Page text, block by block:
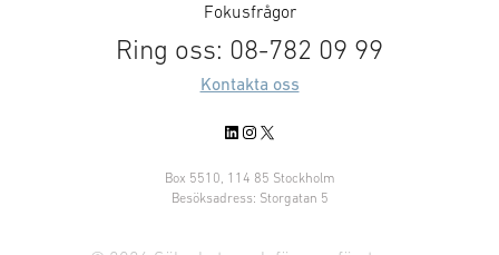
Fokusfrågor
Ring oss: 08-782 09 99
Kontakta oss
LinkedIn
Instagram
X
Box 5510, 114 85 Stockholm
Besöksadress: Storgatan 5